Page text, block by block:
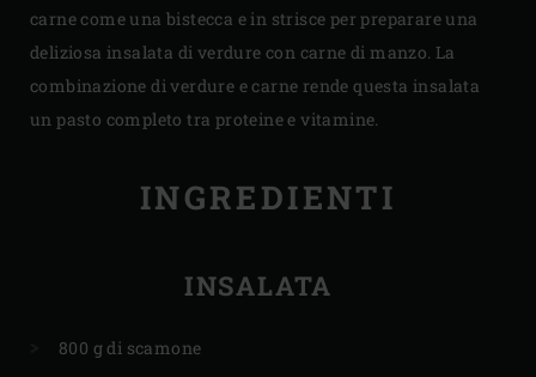
carne come una bistecca e in strisce per preparare una
deliziosa insalata di verdure con carne di manzo. La
combinazione di verdure e carne rende questa insalata
un pasto completo tra proteine ​​e vitamine.
INGREDIENTI
INSALATA
800 g di scamone